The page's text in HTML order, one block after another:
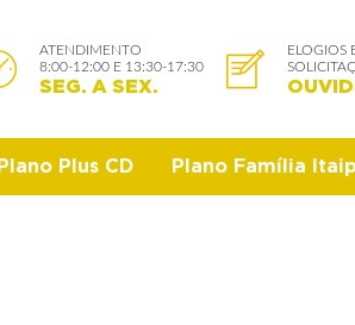
ATENDIMENTO
8:00-12:00 E 13:30-17:30
SEG. A SEX.
ELOGIOS
Plano Plus CD Plano Família